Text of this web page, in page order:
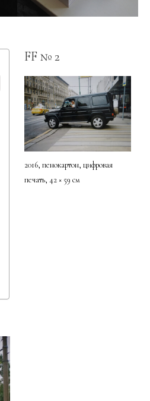
FF № 2
2016, пенокартон, цифровая
печать, 42 × 59 см